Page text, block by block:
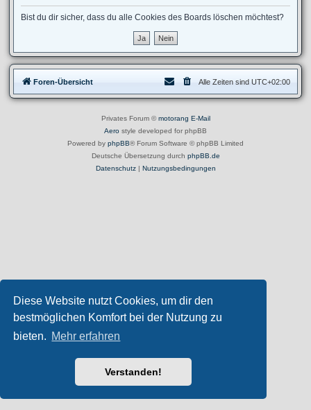
Diese Website nutzt Cookies, um dir den
bestmöglichen Komfort bei der Nutzung zu
bieten. Mehr erfahren
Verstanden!
Bist du dir sicher, dass du alle Cookies des Boards löschen möchtest?
Foren-Übersicht Alle Zeiten sind UTC+02:00
Privates Forum ©motorang E-Mail
Aero style developed for phpBB
Powered by phpBB® Forum Software © phpBB Limited
Deutsche Übersetzung durch phpBB.de
Datenschutz| Nutzungsbedingungen